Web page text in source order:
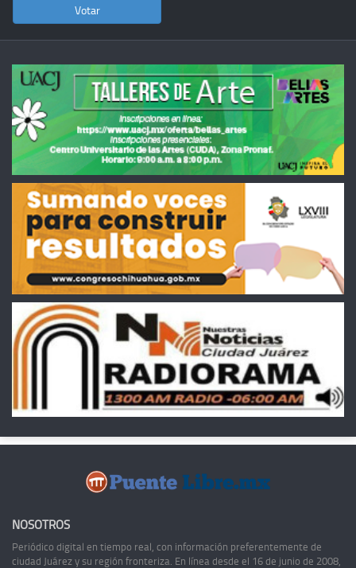
NOSOTROS
Periódico digital en tiempo real, con información preferentemente de
ciudad Juárez y su región fronteriza. En línea desde el 16 de junio de 2008,